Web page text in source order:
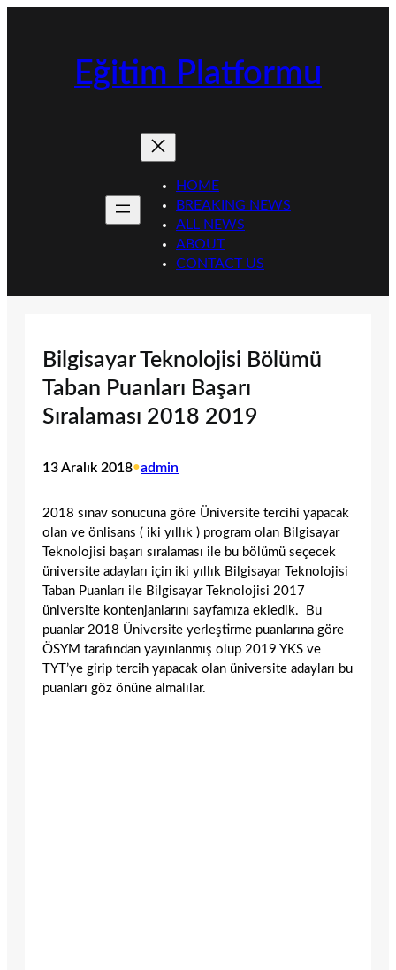
Eğitim Platformu
HOME
BREAKING NEWS
ALL NEWS
ABOUT
CONTACT US
Bilgisayar Teknolojisi Bölümü
Taban Puanları Başarı
Sıralaması 2018 2019
13 Aralık 2018•admin
2018 sınav sonucuna göre Üniversite tercihi yapacak
olan ve önlisans ( iki yıllık ) program olan Bilgisayar
Teknolojisi başarı sıralaması ile bu bölümü seçecek
üniversite adayları için iki yıllık Bilgisayar Teknolojisi
Taban Puanları ile Bilgisayar Teknolojisi 2017
üniversite kontenjanlarını sayfamıza ekledik. Bu
puanlar 2018 Üniversite yerleştirme puanlarına göre
ÖSYM tarafından yayınlanmış olup 2019 YKS ve
TYT’ye girip tercih yapacak olan üniversite adayları bu
puanları göz önüne almalılar.